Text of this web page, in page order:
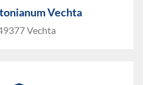
Vechta
Vechta